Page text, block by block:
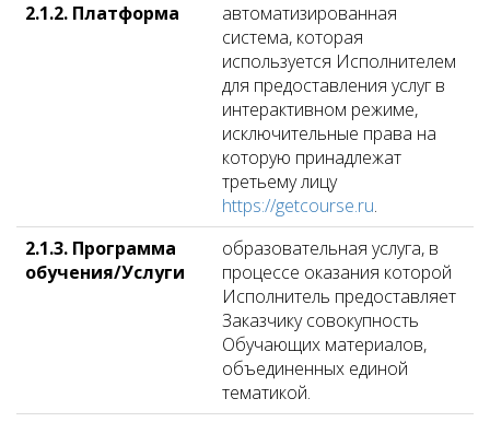
2.1.2. Платформа
автоматизированная
система, которая
используется Исполнителем
для предоставления услуг в
интерактивном режиме,
исключительные права на
которую принадлежат
третьему лицу
https://getcourse.ru.
2.1.3. Программа
обучения/Услуги
образовательная услуга, в
процессе оказания которой
Исполнитель предоставляет
Заказчику совокупность
Обучающих материалов,
объединенных единой
тематикой.